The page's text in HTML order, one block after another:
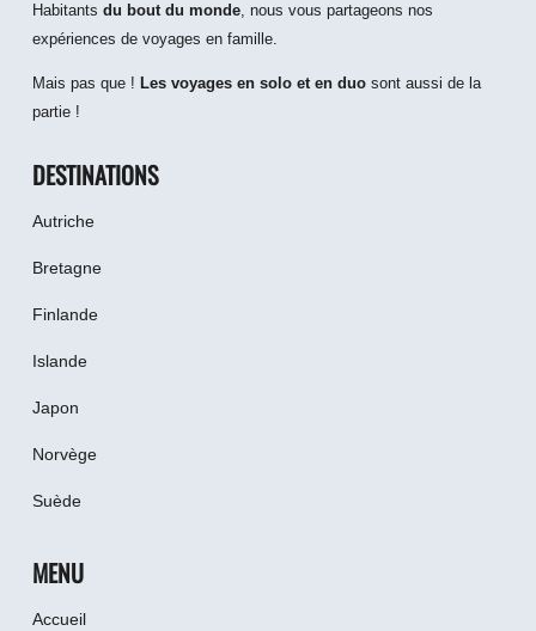
Habitants du bout du monde, nous vous partageons nos
expériences de voyages en famille.
Mais pas que ! Les voyages en solo et en duosont aussi de la
partie !
DESTINATIONS
Autriche
Bretagne
Finlande
Islande
Japon
Norvège
Suède
MENU
Accueil